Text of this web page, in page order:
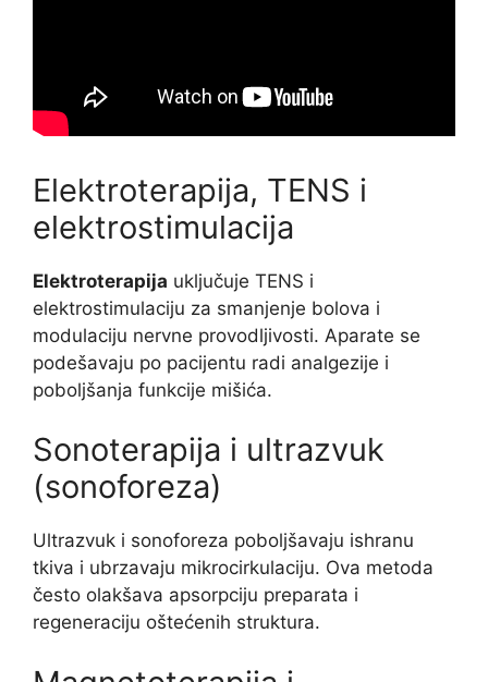
Elektroterapija, TENS i
elektrostimulacija
Elektroterapija uključuje TENS i
elektrostimulaciju za smanjenje bolova i
modulaciju nervne provodljivosti. Aparate se
podešavaju po pacijentu radi analgezije i
poboljšanja funkcije mišića.
Sonoterapija i ultrazvuk
(sonoforeza)
Ultrazvuk i sonoforeza poboljšavaju ishranu
tkiva i ubrzavaju mikrocirkulaciju. Ova metoda
često olakšava apsorpciju preparata i
regeneraciju oštećenih struktura.